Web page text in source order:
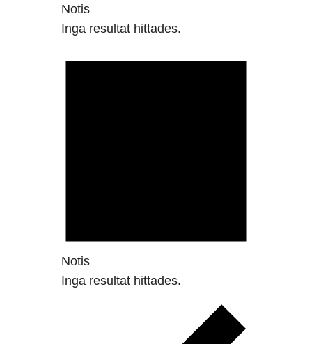
Notis
Inga resultat hittades.
Notis
Inga resultat hittades.